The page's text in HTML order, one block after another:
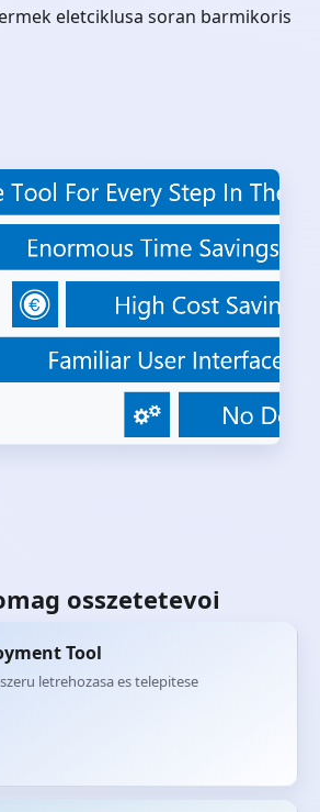
eletciklusa soran barmikoris
osszetetevoi
Tool
letrehozasa es telepitese